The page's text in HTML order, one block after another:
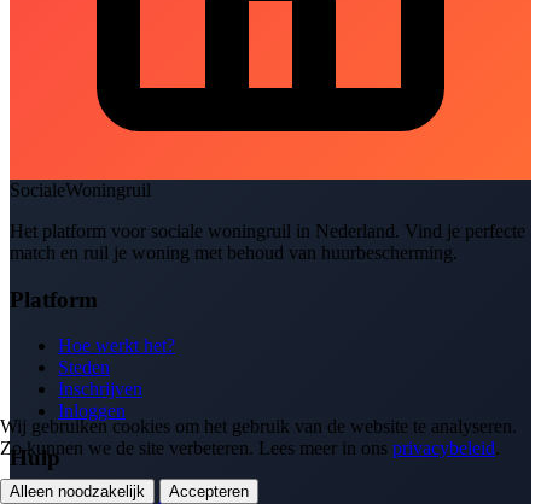
SocialeWoningruil
Het platform voor sociale woningruil in Nederland. Vind je perfecte
match en ruil je woning met behoud van huurbescherming.
Platform
Hoe werkt het?
Steden
Inschrijven
Inloggen
Hulp
Wij gebruiken cookies om het gebruik van de website te analyseren.
Zo kunnen we de site verbeteren. Lees meer in ons privacybeleid.
Alleen noodzakelijk Accepteren